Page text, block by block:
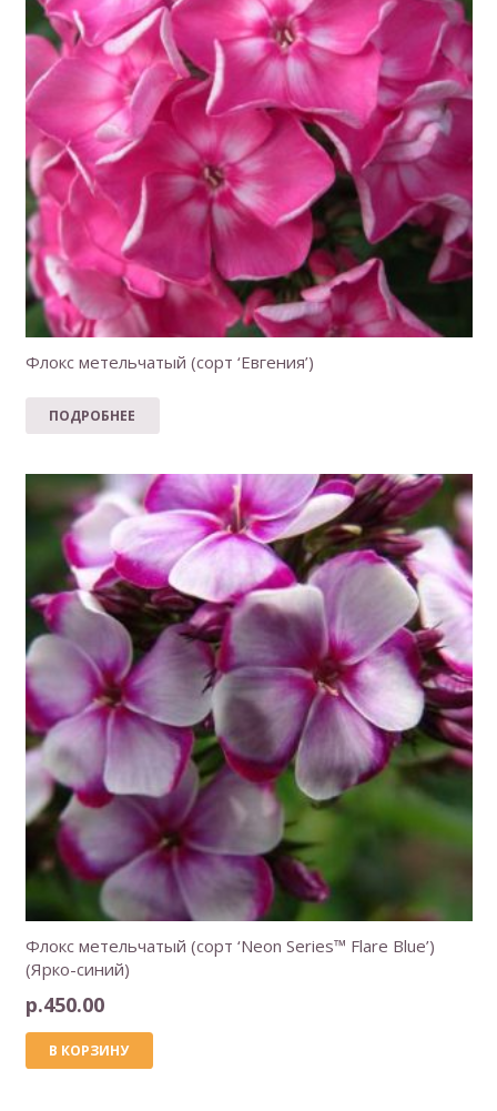
Флокс метельчатый (сорт ‘Евгения’)
ПОДРОБНЕЕ
Флокс метельчатый (сорт ‘Neon Series™ Flare Blue’)
(Ярко-синий)
р.450.00
В КОРЗИНУ